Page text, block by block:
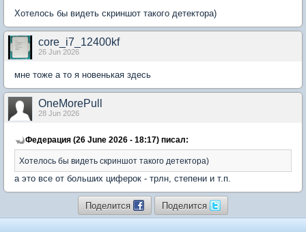
Хотелось бы видеть скриншот такого детектора)
core_i7_12400kf
26 Jun 2026
мне тоже а то я новенькая здесь
OneMorePull
28 Jun 2026
Федерация (26 June 2026 - 18:17) писал:
Хотелось бы видеть скриншот такого детектора)
а это все от больших циферок - трлн, степени и т.п.
Поделится Поделится